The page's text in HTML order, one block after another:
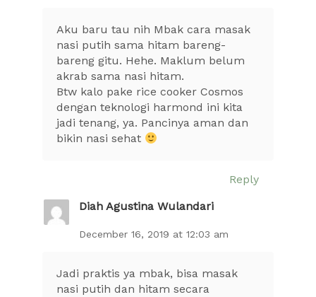
Aku baru tau nih Mbak cara masak
nasi putih sama hitam bareng-
bareng gitu. Hehe. Maklum belum
akrab sama nasi hitam.
Btw kalo pake rice cooker Cosmos
dengan teknologi harmond ini kita
jadi tenang, ya. Pancinya aman dan
bikin nasi sehat
Reply
Diah Agustina Wulandari
December 16, 2019 at 12:03 am
Jadi praktis ya mbak, bisa masak
nasi putih dan hitam secara